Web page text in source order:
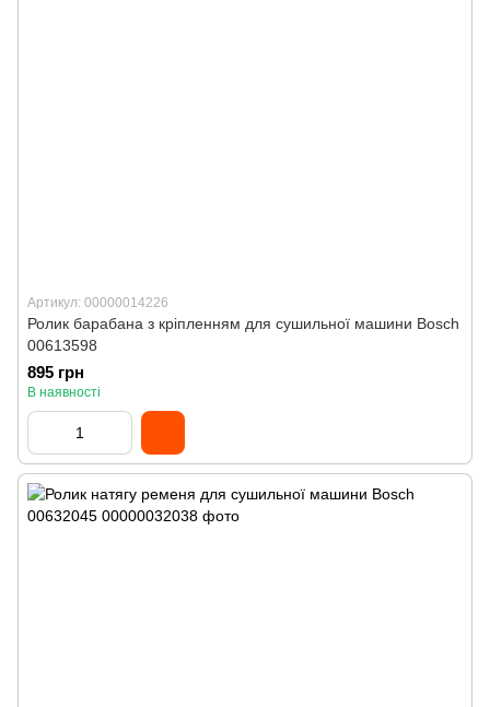
Артикул: 00000014226
Ролик барабана з кріпленням для сушильної машини Bosch
00613598
895 грн
В наявності